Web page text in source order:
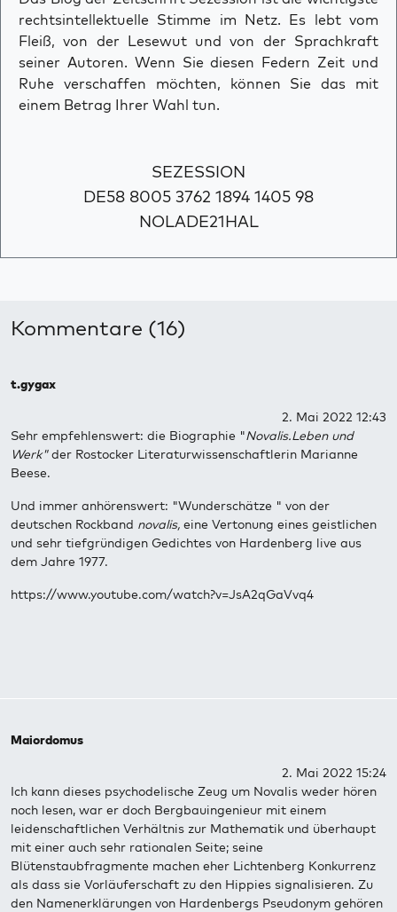
rechtsintellektuelle Stimme im Netz. Es lebt vom
Fleiß, von der Lesewut und von der Sprachkraft
seiner Autoren. Wenn Sie diesen Federn Zeit und
Ruhe verschaffen möchten, können Sie das mit
einem Betrag Ihrer Wahl tun.
SEZESSION
DE58 8005 3762 1894 1405 98
NOLADE21HAL
Kommentare (16)
t.gygax
2. Mai 2022 12:43
Sehr empfehlenswert: die Biographie "Novalis.Leben und
Werk"der Rostocker Literaturwissenschaftlerin Marianne
Beese.
Und immer anhörenswert: "Wunderschätze " von der
deutschen Rockband novalis, eine Vertonung eines geistlichen
und sehr tiefgründigen Gedichtes von Hardenberg live aus
dem Jahre 1977.
https://www.youtube.com/watch?v=JsA2qGaVvq4
Maiordomus
2. Mai 2022 15:24
Ich kann dieses psychodelische Zeug um Novalis weder hören
noch lesen, war er doch Bergbauingenieur mit einem
leidenschaftlichen Verhältnis zur Mathematik und überhaupt
mit einer auch sehr rationalen Seite; seine
Blütenstaubfragmente machen eher Lichtenberg Konkurrenz
als dass sie Vorläuferschaft zu den Hippies signalisieren. Zu
den Namenerklärungen von Hardenbergs Pseudonym gehören